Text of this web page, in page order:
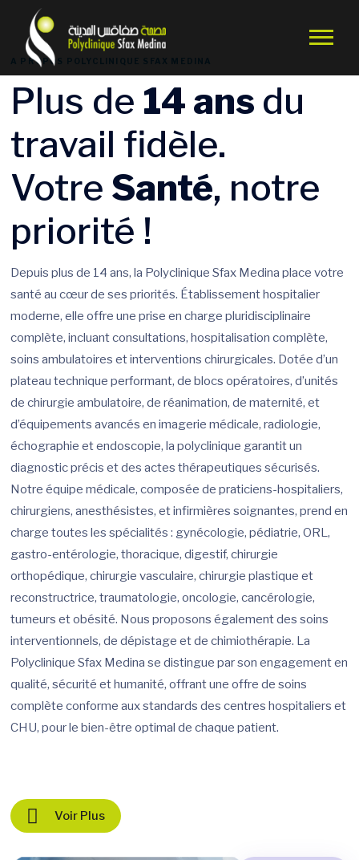
A PROPOS POLYCLINIQUE SFAX MEDINA
Plus de 14 ans du
travail fidèle.
Votre Santé, notre
priorité !
Depuis plus de 14 ans, la Polyclinique Sfax Medina place votre
santé au cœur de ses priorités. Établissement hospitalier
moderne, elle offre une prise en charge pluridisciplinaire
complète, incluant consultations, hospitalisation complète,
soins ambulatoires et interventions chirurgicales. Dotée d’un
plateau technique performant, de blocs opératoires, d’unités
de chirurgie ambulatoire, de réanimation, de maternité, et
d’équipements avancés en imagerie médicale, radiologie,
échographie et endoscopie, la polyclinique garantit un
diagnostic précis et des actes thérapeutiques sécurisés.
Notre équipe médicale, composée de praticiens-hospitaliers,
chirurgiens, anesthésistes, et infirmières soignantes, prend en
charge toutes les spécialités : gynécologie, pédiatrie, ORL,
gastro-entérologie, thoracique, digestif, chirurgie
orthopédique, chirurgie vasculaire, chirurgie plastique et
reconstructrice, traumatologie, oncologie, cancérologie,
tumeurs et obésité. Nous proposons également des soins
interventionnels, de dépistage et de chimiothérapie. La
Polyclinique Sfax Medina se distingue par son engagement en
qualité, sécurité et humanité, offrant une offre de soins
complète conforme aux standards des centres hospitaliers et
CHU, pour le bien-être optimal de chaque patient.
Voir Plus